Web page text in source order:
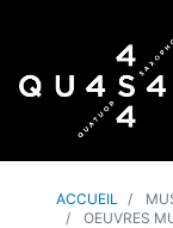
ACCUEIL
OEUVRES